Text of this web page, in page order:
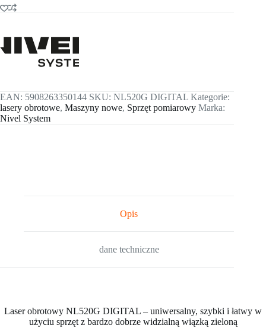
EAN: 5908263350144 SKU: NL520G DIGITAL Kategorie:
lasery obrotowe, Maszyny nowe, Sprzęt pomiarowy Marka:
Nivel System
Opis
dane techniczne
Laser obrotowy NL520G DIGITAL – uniwersalny, szybki i łatwy w
użyciu sprzęt z bardzo dobrze widzialną wiązką zieloną